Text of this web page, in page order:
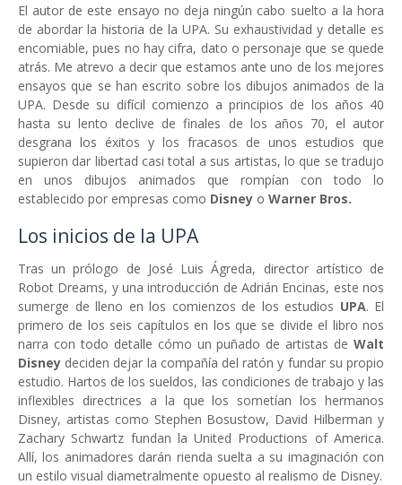
El autor de este ensayo no deja ningún cabo suelto a la hora
de abordar la historia de la UPA. Su exhaustividad y detalle es
encomiable, pues no hay cifra, dato o personaje que se quede
atrás. Me atrevo a decir que estamos ante uno de los mejores
ensayos que se han escrito sobre los dibujos animados de la
UPA. Desde su difícil comienzo a principios de los años 40
hasta su lento declive de finales de los años 70, el autor
desgrana los éxitos y los fracasos de unos estudios que
supieron dar libertad casi total a sus artistas, lo que se tradujo
en unos dibujos animados que rompían con todo lo
establecido por empresas como Disney o Warner Bros.
Los inicios de la UPA
Tras un prólogo de José Luis Ágreda, director artístico de
Robot Dreams, y una introducción de Adrián Encinas, este nos
sumerge de lleno en los comienzos de los estudios UPA. El
primero de los seis capítulos en los que se divide el libro nos
narra con todo detalle cómo un puñado de artistas de Walt
Disney deciden dejar la compañía del ratón y fundar su propio
estudio. Hartos de los sueldos, las condiciones de trabajo y las
inflexibles directrices a la que los sometían los hermanos
Disney, artistas como Stephen Bosustow, David Hilberman y
Zachary Schwartz fundan la United Productions of America.
Allí, los animadores darán rienda suelta a su imaginación con
un estilo visual diametralmente opuesto al realismo de Disney.